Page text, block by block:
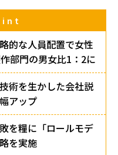
的な人員配置で女性
部門の男女比1：2に
術を生かした会社説
アップ
を糧に「ロールモデ
を実施